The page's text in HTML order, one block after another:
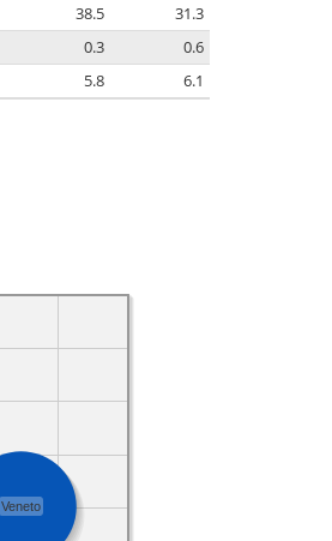
38.5
31.3
0.3
0.6
5.8 6.1
Veneto